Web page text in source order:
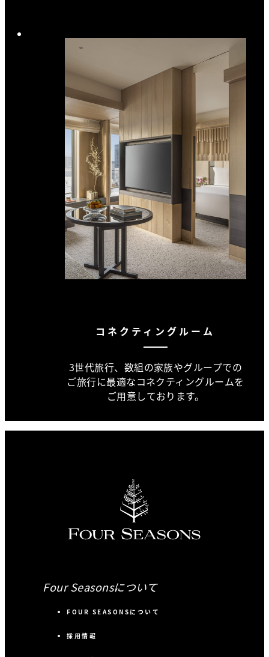
コネクティングルーム
3世代旅行、数組の家族やグループでの
ご旅行に最適なコネクティングルームを
ご用意しております。
Four Seasonsについて
FOUR SEASONSについて
採用情報